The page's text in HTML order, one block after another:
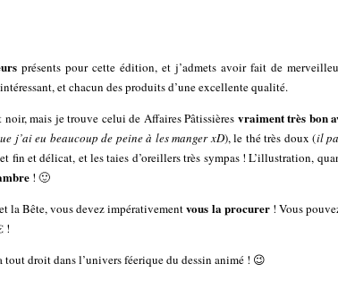
présents pour cette édition, et j’admets avoir fait de
et chacun des produits d’une excellente qualité.
mais je trouve celui de Affaires Pâtissières vraiment très bon
j’ai eu beaucoup de peine à les manger xD), le thé très doux (il
fin et délicat, et les taies d’oreillers très sympas ! L’illustration,
! 🙂
la Bête, vous devez impérativementvous la procurer! Vous
!
droit dans l’univers féerique du dessin animé ! 😉